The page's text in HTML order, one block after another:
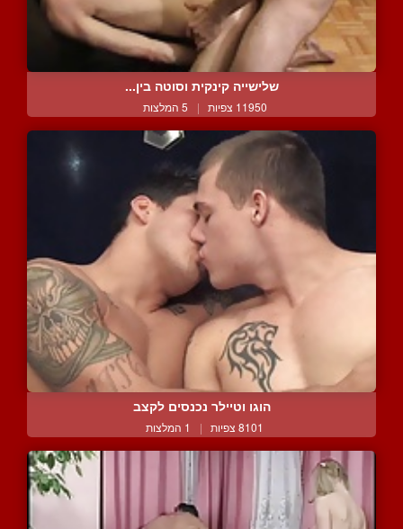
שלישייה קינקית וסוטה בין...
11950 צפיות | 5 המלצות
הוגו וטיילר נכנסים לקצב
8101 צפיות | 1 המלצות